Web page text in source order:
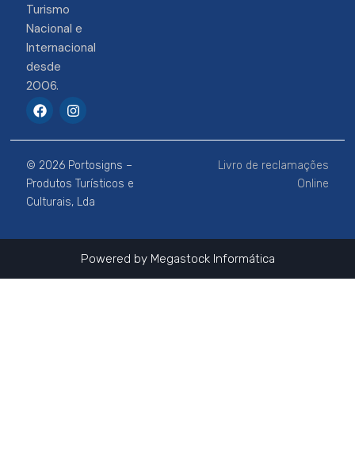
Turismo
Nacional e
Internacional
desde
2006.
F
a
e
b
o
o
k
I
n
t
a
g
r
a
m
© 2026 Portosigns –
Produtos Turísticos e
Culturais, Lda
Livro de reclamações
Online
Powered by Megastock Informática